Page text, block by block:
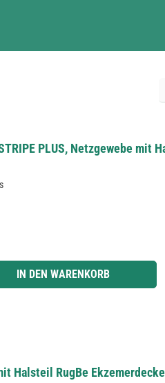
PLUS, Netzgewebe mit
ein oder benutze die Schaltflächen um
IN DEN WARENKORB
Halsteil RugBe Ekzemerdecke